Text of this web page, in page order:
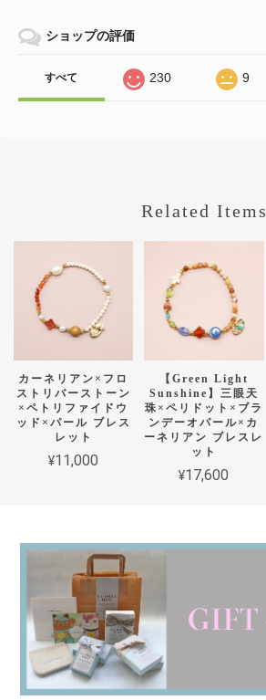
ショップの評価
すべて 230 9
Related Items
カーネリアン×フロ
ストリバーストーン
×ペトリファイドウ
ッド×パール ブレス
レット
¥11,000
【Green Light
Sunshine】三眼天
珠×ペリドット×ブラ
ンデーオパール×カ
ーネリアン ブレスレ
ット
¥17,600